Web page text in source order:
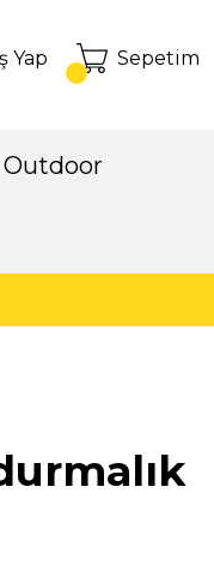
Yap Sepetim
Outdoor